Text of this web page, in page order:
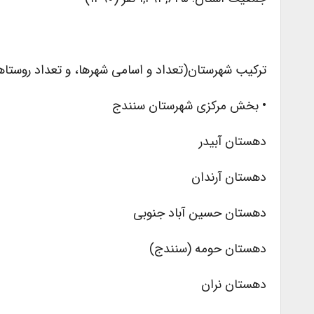
ترکیب شهرستان(تعداد و اسامی شهرها، و تعداد
• بخش مرکزی شهرستان سنندج
دهستان آبیدر
دهستان آرندان
دهستان حسین آباد جنوبی
دهستان حومه (سنندج)
دهستان نران